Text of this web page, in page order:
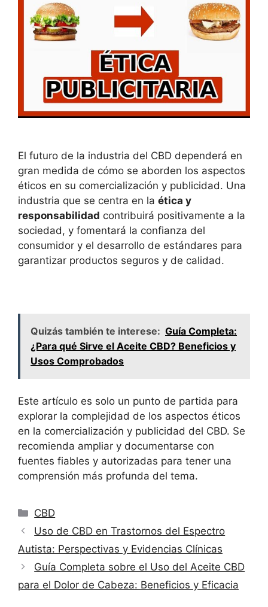
El futuro de la industria del CBD dependerá en
gran medida de cómo se aborden los aspectos
éticos en su comercialización y publicidad. Una
industria que se centra en la ética y
responsabilidad contribuirá positivamente a la
sociedad, y fomentará la confianza del
consumidor y el desarrollo de estándares para
garantizar productos seguros y de calidad.
Quizás también te interese: Guía Completa:
¿Para qué Sirve el Aceite CBD? Beneficios y
Usos Comprobados
Este artículo es solo un punto de partida para
explorar la complejidad de los aspectos éticos
en la comercialización y publicidad del CBD. Se
recomienda ampliar y documentarse con
fuentes fiables y autorizadas para tener una
comprensión más profunda del tema.
Categorías
CBD
Uso de CBD en Trastornos del Espectro
Autista: Perspectivas y Evidencias Clínicas
Guía Completa sobre el Uso del Aceite CBD
para el Dolor de Cabeza: Beneficios y Eficacia